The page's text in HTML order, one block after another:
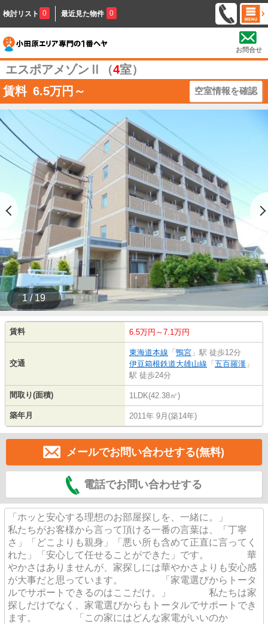
検討リスト 0 最近見た物件 0
お問合せ
エスポアメゾンⅡ（4室）
賃料 6.5万円～ 空室情報を確認
1 / 19
賃料 6.5万円～7.1万円
交通
東海道本線 「 鴨宮 」駅 徒歩12分
伊豆箱根鉄道大雄山線 「 五百羅漢 」
駅 徒歩24分
間取り(面積) 1LDK(42.38㎡)
築年月 2011年 9月(築14年)
メールでお問い合わせする(無料)
電話でお問い合わせする
「ホッと安心する理想のお部屋探しを、一緒に。」
私たちがお客様から言って頂ける一番の言葉は、「丁寧
さ」「どこよりも親身」「悪い所も含めて正直に言ってく
れた」「安心して任せることができた」です。 華
やかさはありませんが、家探しには華やかさよりも安心感
が大事だと思っています。 「家電選びからトータ
ルでサポートできるのはここだけ。」 私たちは家
探しだけでなく、家電選びからもトータルでサポートでき
ます。 「この家にはどんな家電がいいのか